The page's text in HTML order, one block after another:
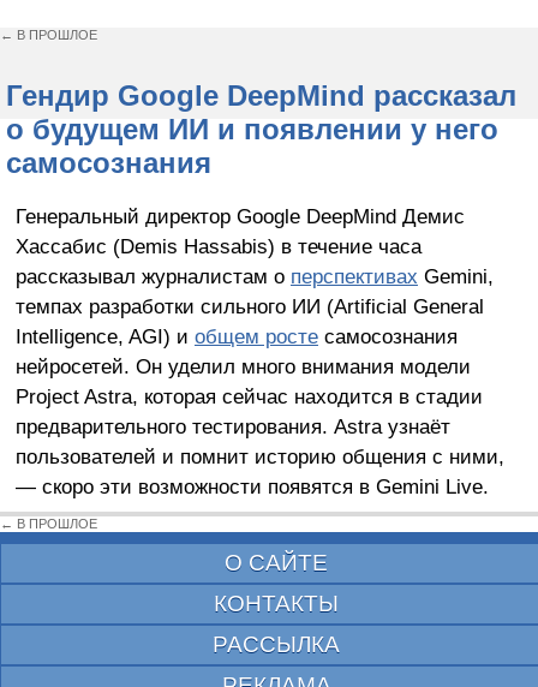
← В ПРОШЛОЕ
Гендир Google DeepMind рассказал
о будущем ИИ и появлении у него
самосознания
Генеральный директор Google DeepMind Демис
Хассабис (Demis Hassabis) в течение часа
рассказывал журналистам о перспективах Gemini,
темпах разработки сильного ИИ (Artificial General
Intelligence, AGI) и общем ростесамосознания
нейросетей. Он уделил много внимания модели
Project Astra, которая сейчас находится в стадии
предварительного тестирования. Astra узнаёт
пользователей и помнит историю общения с ними,
— скоро эти возможности появятся в Gemini Live.
← В ПРОШЛОЕ
О САЙТЕ
КОНТАКТЫ
РАССЫЛКА